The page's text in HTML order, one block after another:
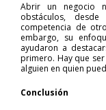
Abrir un negocio
obstáculos,
competencia de
embargo, su
ayudaron a
primero. Hay que
alguien en quien
Conclusión